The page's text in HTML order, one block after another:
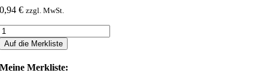
0,94€ zzgl. MwSt.
Auf die Merkliste
Meine Merkliste: